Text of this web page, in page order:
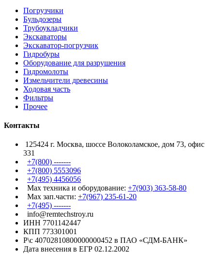
Погрузчики
Бульдозеры
Трубоукладчики
Экскаваторы
Экскаватор-погрузчик
Гидробуры
Оборудование для разрушения
Гидромолоты
Измельчители древесины
Ходовая часть
Фильтры
Прочее
Контакты
125424 г. Москва, шоссе Волоколамское, дом 73, офис
331
+7(800) -------
+7(800) 5553096
+7(495) 4456056
Max техника и оборудование: +7(903) 363-58-80
Max зап.части: +7(967) 235-61-20
+7(495) -------
info@remtechstroy.ru
ИНН 7701142447
КПП 773301001
Р\с 40702810800000000452 в ПАО «СДМ-БАНК»
Дата внесения в ЕГР 02.12.2002